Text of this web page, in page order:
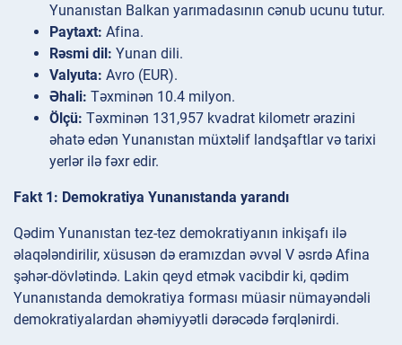
Yunanıstan Balkan yarımadasının cənub ucunu tutur.
Paytaxt: Afina.
Rəsmi dil: Yunan dili.
Valyuta: Avro (EUR).
Əhali: Təxminən 10.4 milyon.
Ölçü: Təxminən 131,957 kvadrat kilometr ərazini
əhatə edən Yunanıstan müxtəlif landşaftlar və tarixi
yerlər ilə fəxr edir.
Fakt 1: Demokratiya Yunanıstanda yarandı
Qədim Yunanıstan tez-tez demokratiyanın inkişafı ilə
əlaqələndirilir, xüsusən də eramızdan əvvəl V əsrdə Afina
şəhər-dövlətində. Lakin qeyd etmək vacibdir ki, qədim
Yunanıstanda demokratiya forması müasir nümayəndəli
demokratiyalardan əhəmiyyətli dərəcədə fərqlənirdi.